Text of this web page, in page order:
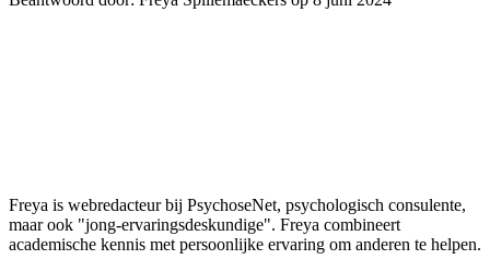
Freya is webredacteur bij PsychoseNet, psychologisch consulente,
maar ook "jong-ervaringsdeskundige". Freya combineert
academische kennis met persoonlijke ervaring om anderen te helpen.